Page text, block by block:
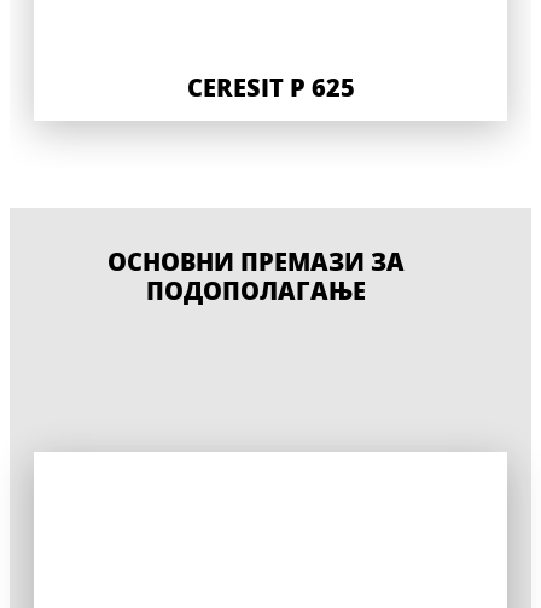
CERESIT P 625
ОСНОВНИ ПРЕМАЗИ ЗА
ПОДОПОЛАГАЊЕ